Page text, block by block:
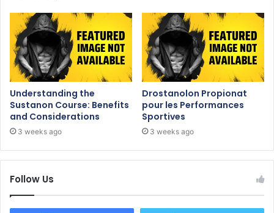
Understanding the
Sustanon Course: Benefits
and Considerations
3 weeks ago
Drostanolon Propionat
pour les Performances
Sportives
3 weeks ago
Follow Us